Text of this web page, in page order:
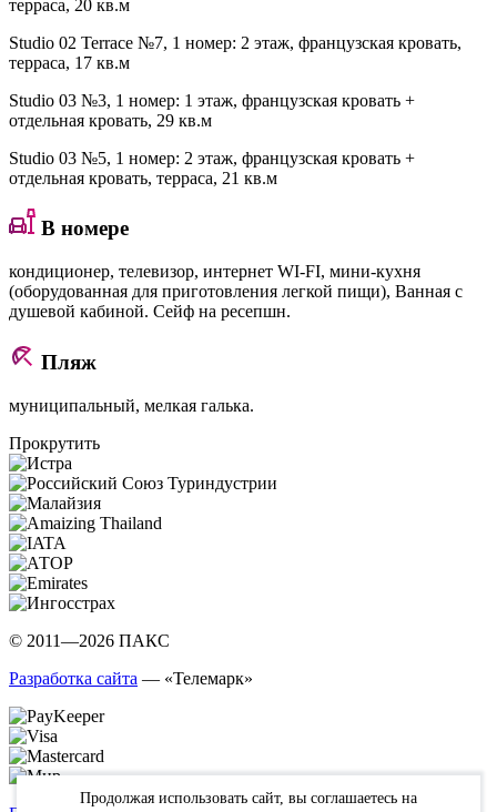
терраса, 20 кв.м
Studio 02 Terrace №7, 1 номер: 2 этаж, французская кровать,
терраса, 17 кв.м
Studio 03 №3, 1 номер: 1 этаж, французская кровать +
отдельная кровать, 29 кв.м
Studio 03 №5, 1 номер: 2 этаж, французская кровать +
отдельная кровать, терраса, 21 кв.м
В номере
кондиционер, телевизор, интернет WI-FI, мини-кухня
(оборудованная для приготовления легкой пищи), Ванная с
душевой кабиной. Сейф на ресепшн.
Пляж
муниципальный, мелкая галька.
Прокрутить
© 2011—2026 ПАКС
Разработка сайта — «Телемарк»
Продолжая использовать сайт, вы соглашаетесь на